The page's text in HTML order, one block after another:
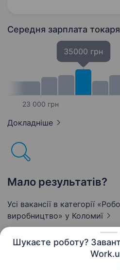
Шукаєте роботу?
підготовка деревини
вимогами…
Середня зарплата токаря
23 000 грн
35000 грн
Докладніше
Мало результатів?
Усі вакансії в категорії
виробництво» у Коломиї